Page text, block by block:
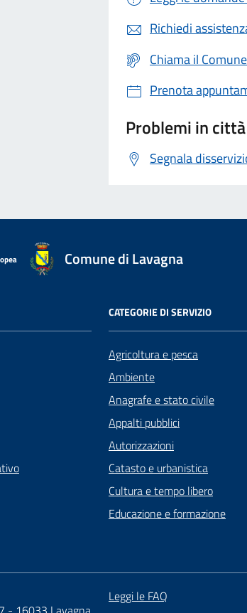
Richiedi
Chiama il
Prenota
Problemi in città
Segnala
Comune di Lavagna
CATEGORIE DI SERVIZIO
Agricoltura e pesca
Ambiente
Anagrafe e stato civile
Appalti pubblici
Autorizzazioni
Catasto e urbanistica
Cultura e tempo libero
Educazione e formazione
Leggi le FAQ